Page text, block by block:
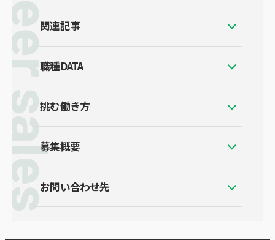
関連記事
職種DATA
挑む働き方
募集概要
お問い合わせ先